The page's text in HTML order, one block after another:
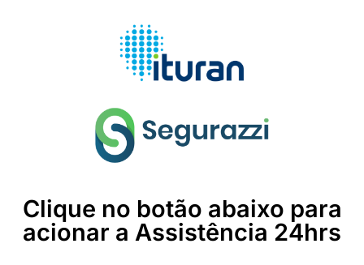
Clique no botão abaixo para
acionar a Assistência 24hrs